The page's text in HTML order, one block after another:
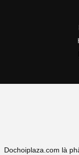
Dochoiplaza.com là